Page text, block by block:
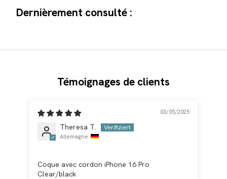
Dernièrement consulté :
Témoignages de clients
03/05/2025
Theresa T.
Allemagne
Coque avec cordon iPhone 16 Pro
Clear/black